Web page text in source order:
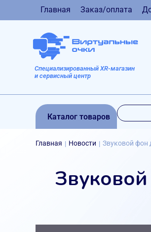
Главная Заказ/оплата
Специализированный XR-магазин
и сервисный центр
Каталог товаров
Главная | Новости | Звуковой фон